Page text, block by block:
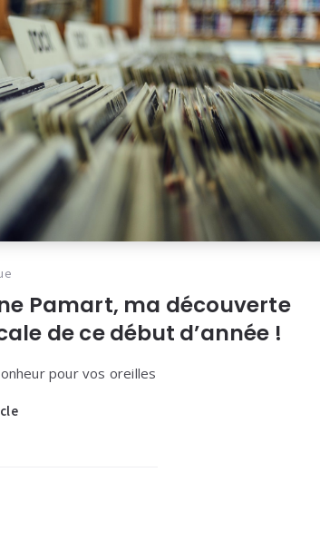
Pamart, ma découverte
de ce début d’année !
pour vos oreilles